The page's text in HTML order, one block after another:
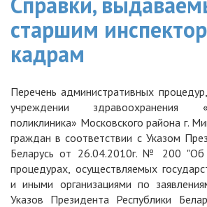
старшим
кадрам
Перечень административных
учреждении здравоохранения
поликлиника» Московского района г.
граждан в соответствии с Указом
Беларусь от 26.04.2010г. № 200 "Об
процедурах, осуществляемых
и иными организациями по
Указов Президента Республики